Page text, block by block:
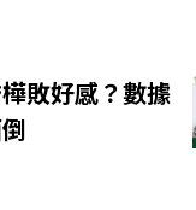
敗好感？數據